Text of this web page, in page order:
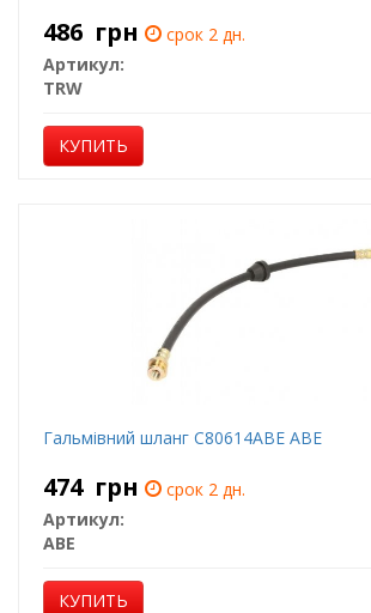
486 грн
срок 2 дн.
Артикул:
TRW
КУПИТЬ
Гальмівний шланг C80614ABE ABE
474 грн
срок 2 дн.
Артикул:
ABE
КУПИТЬ